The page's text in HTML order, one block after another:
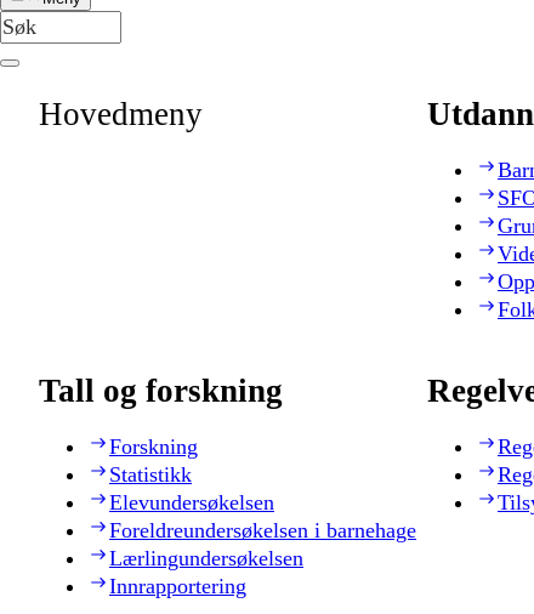
Hovedmeny
Tall og forskning
Forskning
Statistikk
Elevundersøkelsen
Foreldreundersøkelsen i barnehage
Lærlingundersøkelsen
Innrapportering